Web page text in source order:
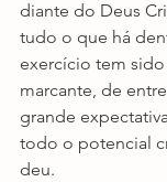
diante do Deus
tudo o que há
exercício tem
marcante, de
grande
todo o potencial
deu.